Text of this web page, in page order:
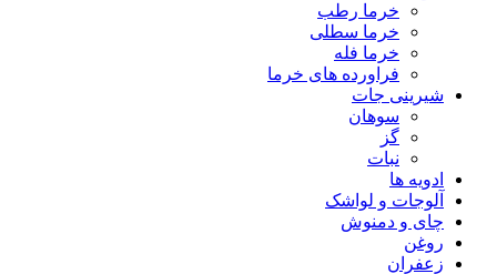
خرما رطب
خرما سطلی
خرما فله
فراورده های خرما
شیرینی جات
سوهان
گز
نبات
ادویه ها
آلوجات و لواشک
چای و دمنوش
روغن
زعفران